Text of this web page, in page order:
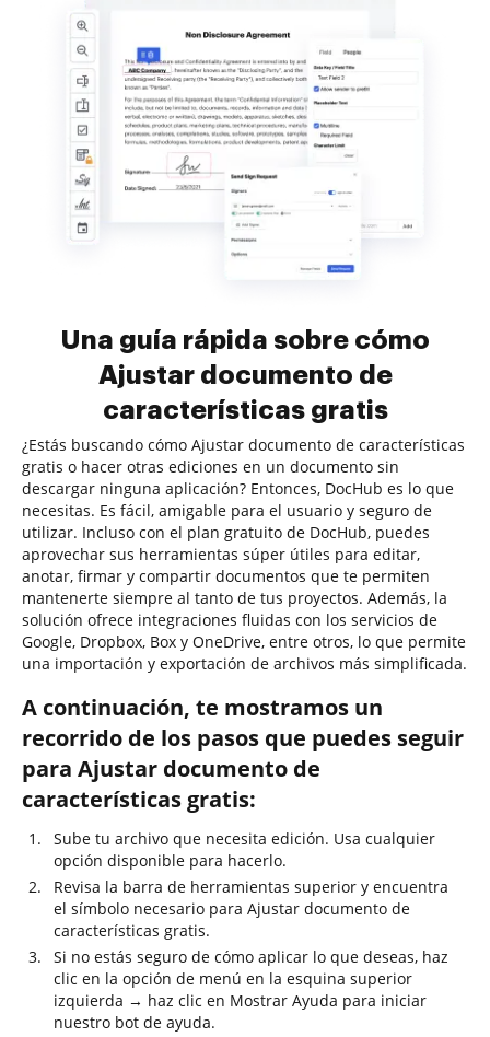
Una guía rápida sobre cómo
Ajustar documento de
características gratis
¿Estás buscando cómo Ajustar documento de características
gratis o hacer otras ediciones en un documento sin
descargar ninguna aplicación? Entonces, DocHub es lo que
necesitas. Es fácil, amigable para el usuario y seguro de
utilizar. Incluso con el plan gratuito de DocHub, puedes
aprovechar sus herramientas súper útiles para editar,
anotar, firmar y compartir documentos que te permiten
mantenerte siempre al tanto de tus proyectos. Además, la
solución ofrece integraciones fluidas con los servicios de
Google, Dropbox, Box y OneDrive, entre otros, lo que permite
una importación y exportación de archivos más simplificada.
A continuación, te mostramos un
recorrido de los pasos que puedes seguir
para Ajustar documento de
características gratis:
Sube tu archivo que necesita edición. Usa cualquier
opción disponible para hacerlo.
Revisa la barra de herramientas superior y encuentra
el símbolo necesario para Ajustar documento de
características gratis.
Si no estás seguro de cómo aplicar lo que deseas, haz
clic en la opción de menú en la esquina superior
izquierda → haz clic en Mostrar Ayuda para iniciar
nuestro bot de ayuda.